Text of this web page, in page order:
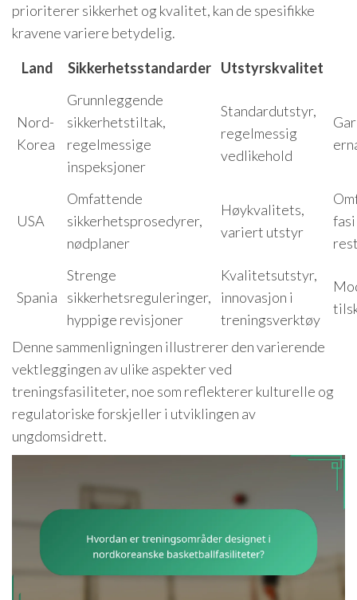
prioriterer sikkerhet og kvalitet, kan de spesifikke
kravene variere betydelig.
Land
Sikkerhetsstandarder Utstyrskvalitet
Nord-
Korea
Grunnleggende
sikkerhetstiltak,
regelmessige
inspeksjoner
Standardutstyr,
regelmessig
vedlikehold
USA
Omfattende
sikkerhetsprosedyrer,
nødplaner
Høykvalitets,
variert utstyr
Spania
Strenge
sikkerhetsreguleringer,
hyppige revisjoner
Kvalitetsutstyr,
innovasjon i
treningsverktøy
Denne sammenligningen illustrerer den varierende
vektleggingen av ulike aspekter ved
treningsfasiliteter, noe som reflekterer kulturelle og
regulatoriske forskjeller i utviklingen av
ungdomsidrett.